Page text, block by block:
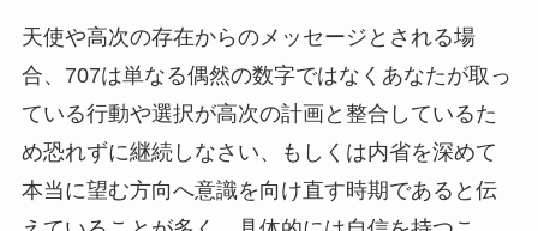
天使や高次の存在からのメッセージとされる場
合、707は単なる偶然の数字ではなくあなたが取っ
ている行動や選択が高次の計画と整合しているた
め恐れずに継続しなさい、もしくは内省を深めて
本当に望む方向へ意識を向け直す時期であると伝